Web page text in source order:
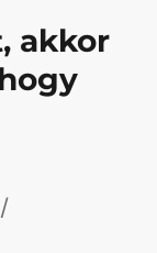
akkor